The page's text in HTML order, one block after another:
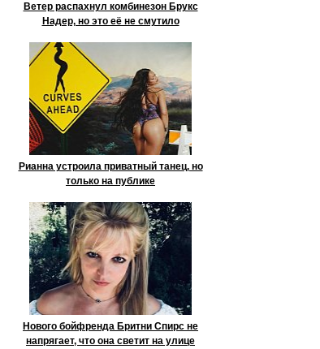
Ветер распахнул комбинезон Брукс
Надер, но это её не смутило
Рианна устроила приватный танец, но
только на публике
Нового бойфренда Бритни Спирс не
напрягает, что она светит на улице